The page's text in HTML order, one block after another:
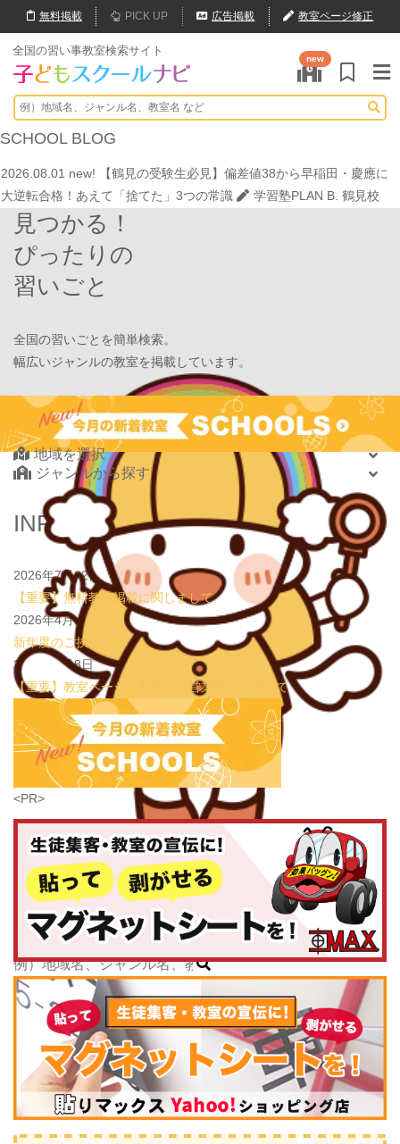
無料掲載 PICK UP 広告掲載 教室ページ修正
全国の習い事教室検索サイト
new
SCHOOL BLOG
2026.07.20 【オンライン開催】夏休みの作文・日記お助け講座
表
現教室そうぞう
2026.08.01 new!
【鶴見の受験生必見】偏差値38から早稲田・慶應に
大逆転合格！あえて「捨てた」3つの常識
学習塾PLAN B. 鶴見校
2026.08.01 new! 心を育てる時間は今！1歳2歳
2026.07.29
new! 【第24回ファミリードーム杯小学生軟式野球大会】
JPCスポーツ教室 山形店
2026.07.22 情操教育ってつまり何？
現教室そうぞう
2026.08.01 new! 8月末開催【東京三鷹】光る衣装づくり＆ゾンビダン
スでハロウィンを楽しもう👻
表現教室そうぞう
2026.08.01
new!
【鶴見の受験生必見】偏差値38から早稲田・慶應に
大逆転合格！あえて「捨てた」3つの常識
学習塾PLAN B. 鶴見校
2026.08.01 new! 心を育てる時間は今！1歳2歳
いのまた音楽教室
2026.07.29 new! 【第24回ファミリードーム杯小学生軟式野球大会】
JPCスポーツ教室 山形店
2026.07.22
情操教育ってつまり何？
いのまた音楽教室
2026.07.20 【オンライン開催】夏休みの作文・日記お助け講座
表
現教室そうぞう
見つかる！
ぴったりの
習いごと
全国の習いごとを簡単検索。
幅広いジャンルの教室を掲載しています。
子どもスクールナビ
公式キャラクター
掲載教室数173,463件
ジャンル数135件
6/24現在
Find Your School
地域を選択
北海道・東北
北海道
岩手県
宮城県
秋田県
山形県
福島県
関東
栃木県
群馬県
埼玉県
千葉県
東京都
神奈川県
中部
新潟県
富山県
石川県
福井県
山梨県
長野県
岐阜県
静岡県
愛知県
三重県
関西
滋賀県
ジャンルから探す
学習教室(5437)
スポーツ・運動(2745)
INFORMATION
2026年7月22日
【重要】無料教室掲載に関しまして
2026年4月3日
新年度のご挨拶
2026年1月8日
【重要】教室ページを利用した営業行為に関して
<PR>